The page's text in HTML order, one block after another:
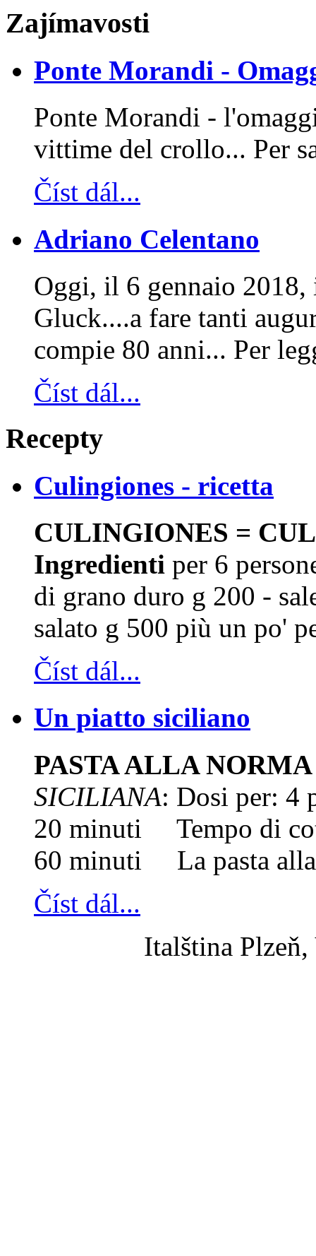
Zajímavosti
Ponte Morandi -
Ponte Morandi -
vittime del crollo... Per
Číst dál...
Adriano Celentano
Oggi, il 6 gennaio
Gluck....a fare tanti
compie 80 anni... Per
Číst dál...
Recepty
Culingiones - ricetta
CULINGIONES =
Ingredienti per 6
di grano duro g 200 -
salato g 500 più un po'
Číst dál...
Un piatto siciliano
PASTA ALLA NORMA
SICILIANA: Dosi per: 4
20 minuti Tempo di
60 minuti La pasta
Číst dál...
Italština